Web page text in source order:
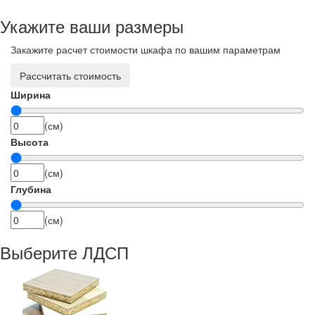
Укажите ваши размеры
Закажите расчет стоимости шкафа по вашим параметрам
Рассчитать стоимость
Ширина
(см)
Высота
(см)
Глубина
(см)
Выберите ЛДСП